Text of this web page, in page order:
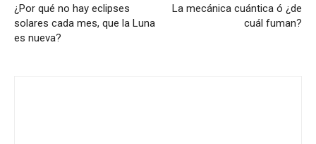
¿Por qué no hay eclipses
solares cada mes, que la Luna
es nueva?
La mecánica cuántica ó ¿de
cuál fuman?